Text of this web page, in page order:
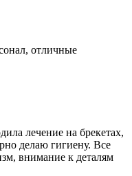
отличные
лечение на брекетах,
делаю гигиену. Все
внимание к деталям